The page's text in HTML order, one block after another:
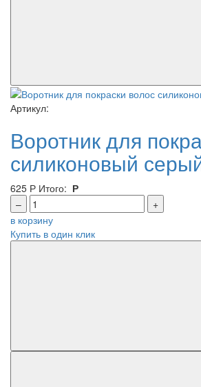
Артикул:
Воротник для
силиконовый
625 Р Итого: Р
–
+
в корзину
Купить в один клик